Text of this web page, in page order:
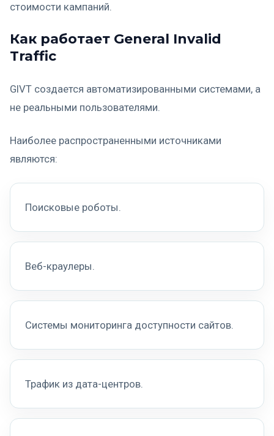
стоимости кампаний.
Как работает General Invalid
Traffic
GIVT создается автоматизированными системами, а
не реальными пользователями.
Наиболее распространенными источниками
являются:
Поисковые роботы.
Веб-краулеры.
Системы мониторинга доступности сайтов.
Трафик из дата-центров.